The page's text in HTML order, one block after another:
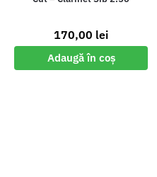
170,00 lei
Adaugă în coș